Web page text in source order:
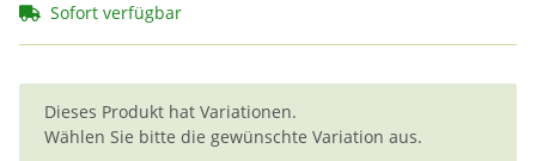
Sofort verfügbar
x
Dieses Produkt hat Variationen.
Wählen Sie bitte die gewünschte Variation aus.